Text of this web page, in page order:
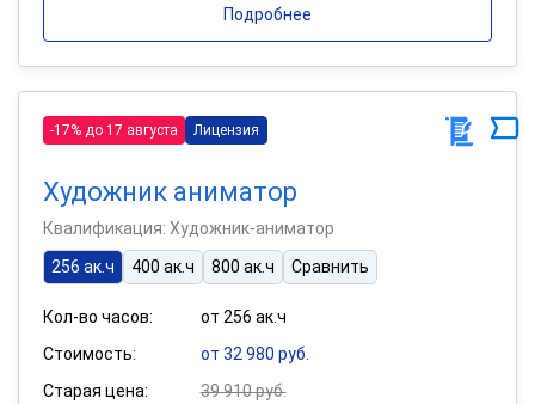
Подробнее
-17% до 17 августа Лицензия
Художник аниматор
Квалификация: Художник-аниматор
256 ак.ч
400 ак.ч 800 ак.ч Сравнить
Кол-во часов:
от 256 ак.ч
Стоимость:
от 32 980 руб.
Старая цена:
39 910 руб.